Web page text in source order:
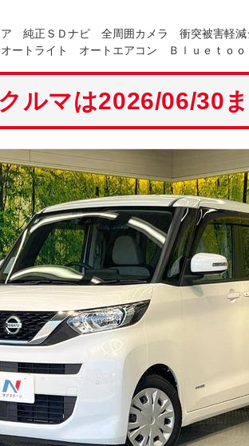
ア 純正ＳＤナビ 全周囲カメラ 衝突被害
ートライト オートエアコン Ｂｌｕｅｔｏｏ
ルマは2026/06/30